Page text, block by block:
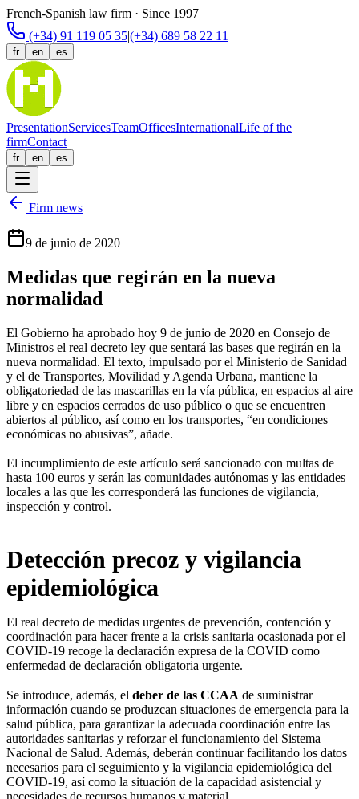
French-Spanish law firm · Since 1997
(+34) 91 119 05 35|(+34) 689 58 22 11
fr en es
PresentationServicesTeamOfficesInternationalLife of the
firmContact
fr en es
Firm news
9 de junio de 2020
Medidas que regirán en la nueva
normalidad
El Gobierno ha aprobado hoy 9 de junio de 2020 en Consejo de
Ministros el real decreto ley que sentará las bases que regirán en la
nueva normalidad. El texto, impulsado por el Ministerio de Sanidad
y el de Transportes, Movilidad y Agenda Urbana, mantiene la
obligatoriedad de las mascarillas en la vía pública, en espacios al aire
libre y en espacios cerrados de uso público o que se encuentren
abiertos al público, así como en los transportes, “en condiciones
económicas no abusivas”, añade.
El incumplimiento de este artículo será sancionado con multas de
hasta 100 euros y serán las comunidades autónomas y las entidades
locales a las que les corresponderá las funciones de vigilancia,
inspección y control.
Detección precoz y vigilancia
epidemiológica
El real decreto de medidas urgentes de prevención, contención y
coordinación para hacer frente a la crisis sanitaria ocasionada por el
COVID-19 recoge la declaración expresa de la COVID como
enfermedad de declaración obligatoria urgente.
Se introduce, además, el deber de las CCAA de suministrar
información cuando se produzcan situaciones de emergencia para la
salud pública, para garantizar la adecuada coordinación entre las
autoridades sanitarias y reforzar el funcionamiento del Sistema
Nacional de Salud. Además, deberán continuar facilitando los datos
necesarios para el seguimiento y la vigilancia epidemiológica del
COVID-19, así como la situación de la capacidad asistencial y
necesidades de recursos humanos y material.